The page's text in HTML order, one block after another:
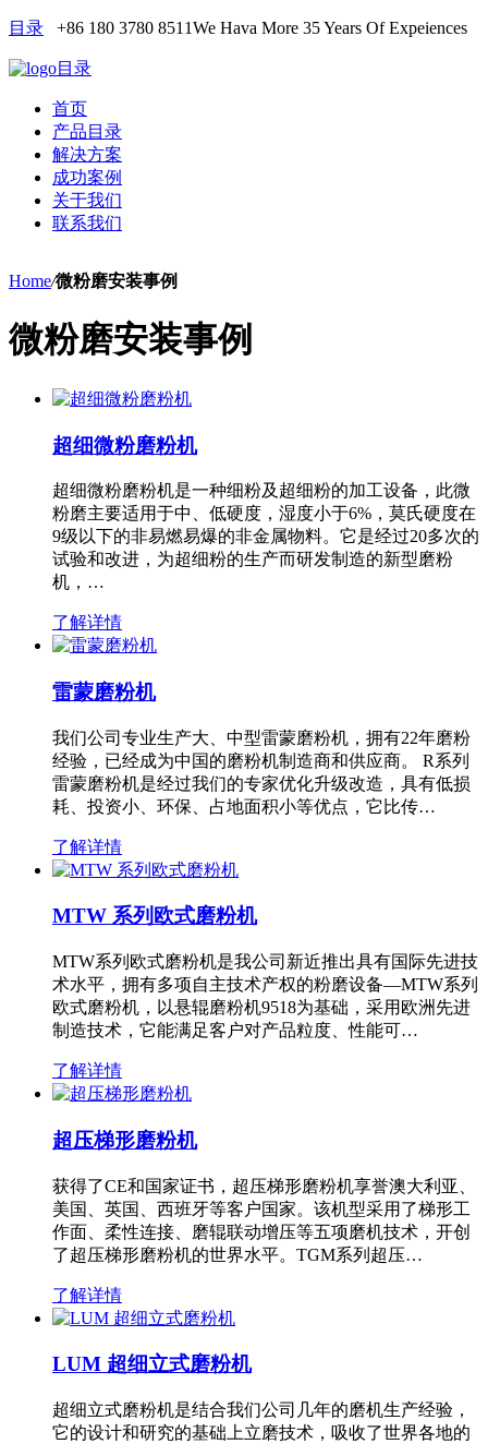
目录 +86 180 3780 8511We Hava More 35 Years Of Expeiences
目录
首页
产品目录
解决方案
成功案例
关于我们
联系我们
Home/微粉磨安装事例
微粉磨安装事例
超细微粉磨粉机
超细微粉磨粉机是一种细粉及超细粉的加工设备，此微
粉磨主要适用于中、低硬度，湿度小于6%，莫氏硬度在
9级以下的非易燃易爆的非金属物料。它是经过20多次的
试验和改进，为超细粉的生产而研发制造的新型磨粉
机，…
了解详情
雷蒙磨粉机
我们公司专业生产大、中型雷蒙磨粉机，拥有22年磨粉
经验，已经成为中国的磨粉机制造商和供应商。 R系列
雷蒙磨粉机是经过我们的专家优化升级改造，具有低损
耗、投资小、环保、占地面积小等优点，它比传…
了解详情
MTW 系列欧式磨粉机
MTW系列欧式磨粉机是我公司新近推出具有国际先进技
术水平，拥有多项自主技术产权的粉磨设备—MTW系列
欧式磨粉机，以悬辊磨粉机9518为基础，采用欧洲先进
制造技术，它能满足客户对产品粒度、性能可…
了解详情
超压梯形磨粉机
获得了CE和国家证书，超压梯形磨粉机享誉澳大利亚、
美国、英国、西班牙等客户国家。该机型采用了梯形工
作面、柔性连接、磨辊联动增压等五项磨机技术，开创
了超压梯形磨粉机的世界水平。TGM系列超压…
了解详情
LUM 超细立式磨粉机
超细立式磨粉机是结合我们公司几年的磨机生产经验，
它的设计和研究的基础上立磨技术，吸收了世界各地的